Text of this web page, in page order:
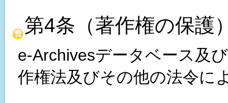
第4条（著作権の保護
e-Archivesデータベース及
作権法及びその他の法令に